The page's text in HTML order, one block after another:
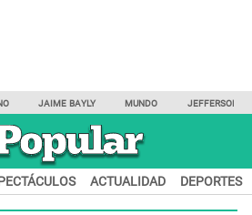
JAIME BAYLY MUNDO JEFFERSON
ACTUALIDAD DEPORTES